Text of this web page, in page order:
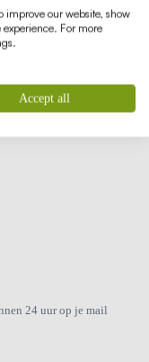
24 uur op je mail
improve our website, show
experience. For more
Accept all